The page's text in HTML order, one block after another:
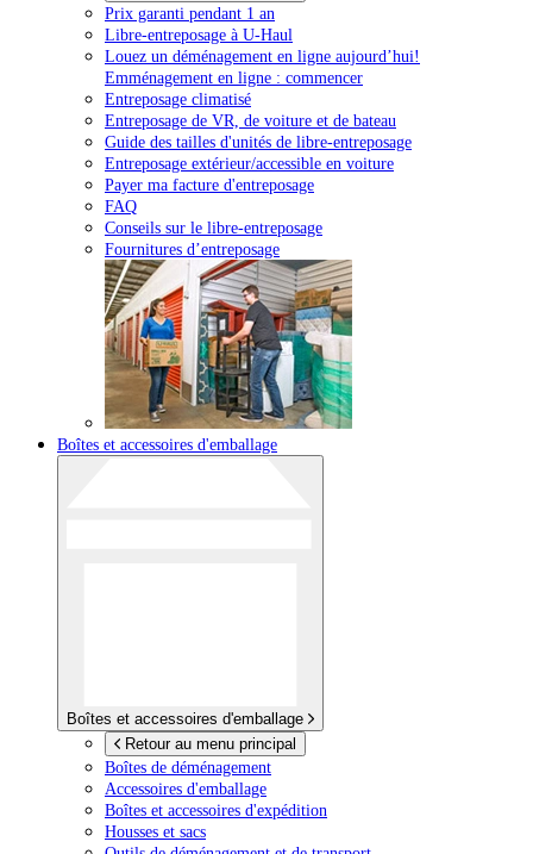
Prix garanti pendant 1 an
Libre-entreposage à U-Haul
Louez un déménagement en ligne aujourd’hui!
Emménagement en ligne : commencer
Entreposage climatisé
Entreposage de VR, de voiture et de bateau
Guide des tailles d'unités de libre-entreposage
Entreposage extérieur/accessible en voiture
Payer ma facture d'entreposage
FAQ
Conseils sur le libre-entreposage
Fournitures d’entreposage
Boîtes et accessoires d'emballage
Boîtes et accessoires d'emballage
Retour au menu principal
Boîtes de déménagement
Accessoires d'emballage
Boîtes et accessoires d'expédition
Housses et sacs